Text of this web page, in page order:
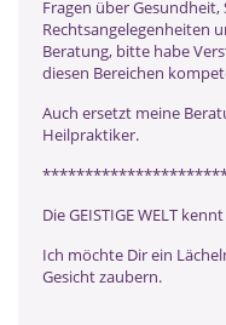
Fragen über Gesundheit,
Rechtsangelegenheiten
Beratung, bitte habe
diesen Bereichen
Auch ersetzt meine
Heilpraktiker.
Die GEISTIGE WELT
Ich möchte Dir ein
Gesicht zaubern.